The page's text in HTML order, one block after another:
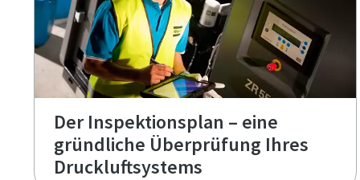
Der Inspektionsplan – eine
gründliche Überprüfung Ihres
Druckluftsystems